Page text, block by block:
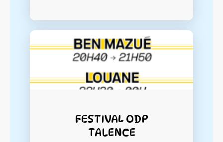
FESTIVAL ODP
TALENCE